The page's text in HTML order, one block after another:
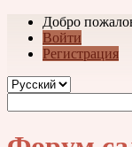
Добро
Войти
Регистрация